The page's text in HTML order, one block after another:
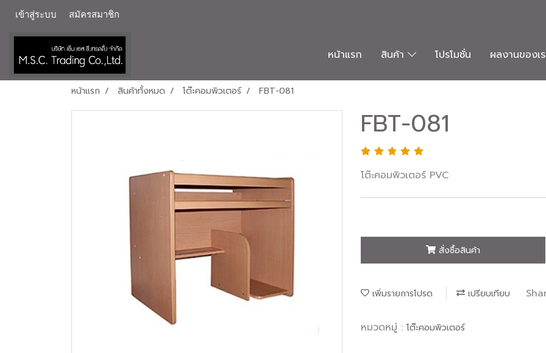
เข้าสู่ระบบ สมัครสมาชิก
หน้าแรก สินค้า โปรโมชั่น ผลงานของเ
หน้าแรก สินค้าทั้งหมด โต๊ะคอมพิวเตอร์ FBT-081
FBT-081
โต๊ะคอมพิวเตอร์ PVC
สั่งซื้อสินค้า
เพิ่มรายการโปรด เปรียบเทียบ
หมวดหมู่ : โต๊ะคอมพิวเตอร์